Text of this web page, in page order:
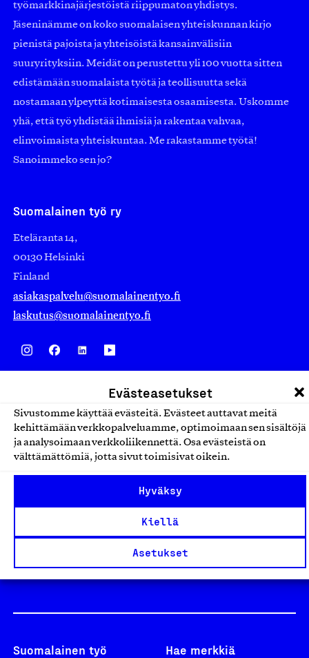
Evästeasetukset
Sivustomme käyttää evästeitä. Evästeet auttavat meitä
kehittämään verkkopalveluamme, optimoimaan sen sisältöjä
ja analysoimaan verkkoliikennettä. Osa evästeistä on
välttämättömiä, jotta sivut toimisivat oikein.
Hyväksy
Kiellä
Asetukset
työmarkkinajärjestöistä riippumaton yhdistys.
Jäseninämme on koko suomalaisen yhteiskunnan kirjo
pienistä pajoista ja yhteisöistä kansainvälisiin
suuryrityksiin. Meidät on perustettu yli 100 vuotta sitten
edistämään suomalaista työtä ja teollisuutta sekä
nostamaan ylpeyttä kotimaisesta osaamisesta. Uskomme
yhä, että työ yhdistää ihmisiä ja rakentaa vahvaa,
elinvoimaista yhteiskuntaa. Me rakastamme työtä!
Sanoimmeko sen jo?
Suomalainen työ ry
Eteläranta 14,
00130 Helsinki
Finland
asiakaspalvelu@suomalainentyo.fi
laskutus@suomalainentyo.fi
Design From Finland
Yhteiskunnallinen Yritys -merkki
Suomalainen työ Hae merkkiä